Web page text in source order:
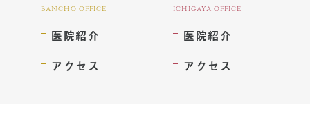
BANCHO OFFICE
医院紹介
アクセス
ICHIGAYA OFFICE
医院紹介
アクセス